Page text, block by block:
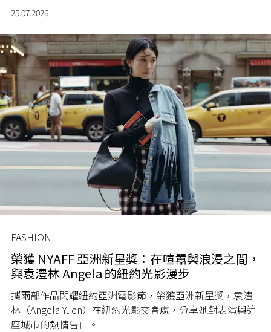
25.07.2026
FASHION
榮獲 NYAFF 亞洲新星獎：在喧囂與浪漫之間，
與袁澧林 Angela 的紐約光影漫步
攜兩部作品閃耀紐約亞洲電影節，榮獲亞洲新星獎，袁澧
林（Angela Yuen）在紐約光影交會處，分享她對表演與這
座城市的熱情告白。